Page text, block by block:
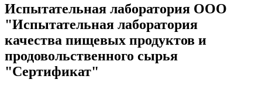
Испытательная лаборатория ООО
"Испытательная лаборатория
качества пищевых продуктов и
продовольственного сырья
"Сертификат"